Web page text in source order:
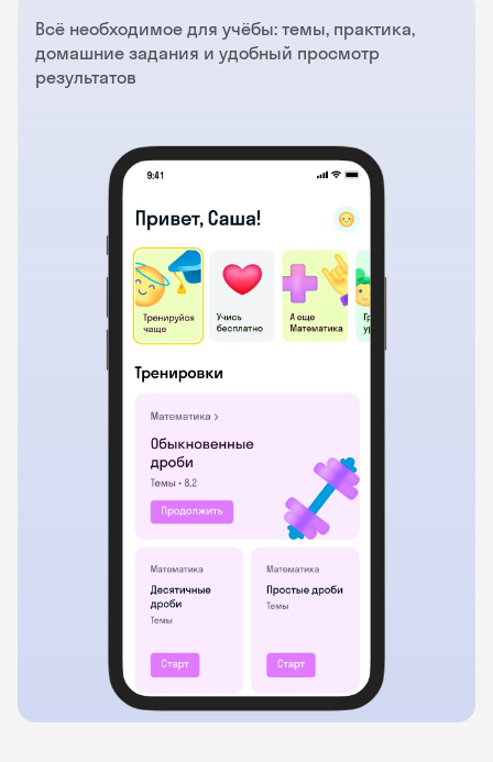
Всё необходимое для учёбы: темы, практика,
домашние задания и удобный просмотр
результатов